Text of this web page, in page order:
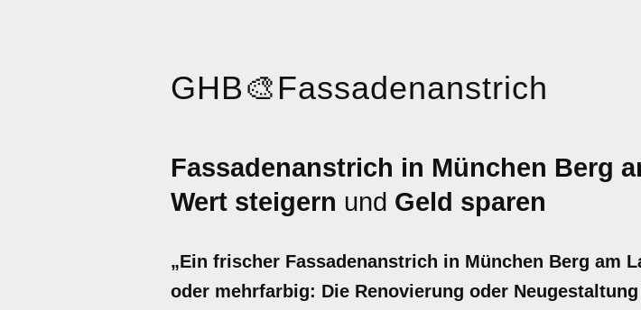
GHB🎨Fassadenanstrich
Fassadenanstrich in München Berg
Wert steigern und Geld sparen
„Ein frischer Fassadenanstrich in München Berg am
oder mehrfarbig: Die Renovierung oder